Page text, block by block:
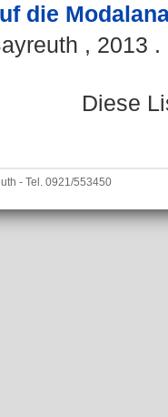
die
, 2013 .
Diese
- Tel. 0921/553450